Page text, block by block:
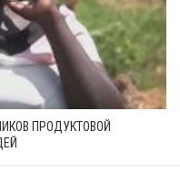
ПРОДУКТОВОЙ